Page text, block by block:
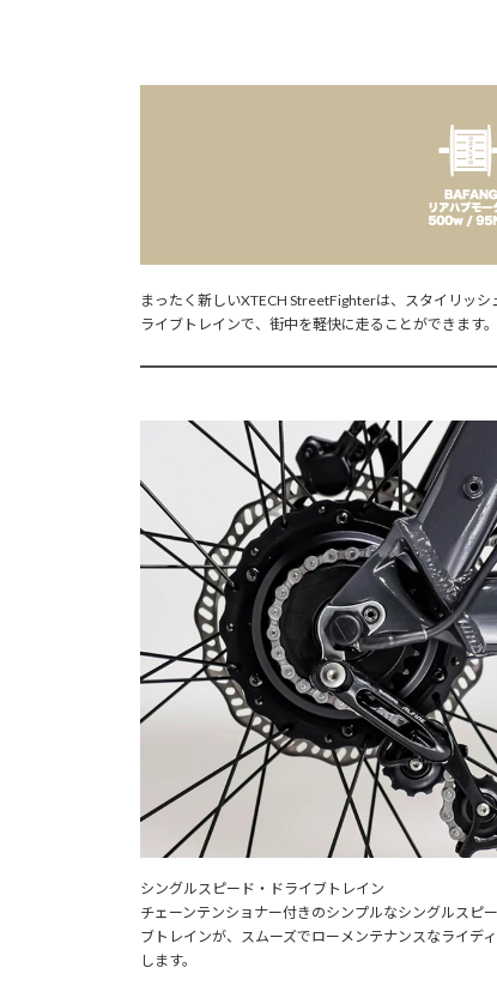
まったく新しいXTECH StreetFighterは、スタイリッ
ライブトレインで、街中を軽快に走ることができます。
シングルスピード・ドライブトレイン
チェーンテンショナー付きのシンプルなシングルスピ
ブトレインが、スムーズでローメンテナンスなライデ
します。